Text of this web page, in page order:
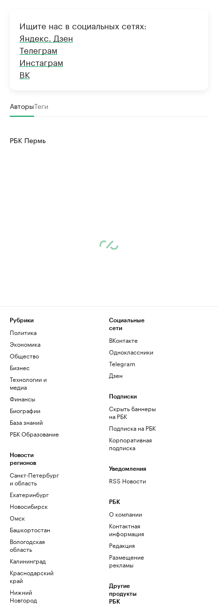
Ищите нас в социальных сетях:
Яндекс. Дзен
Телеграм
Инстаграм
ВК
АвторыТеги
РБК Пермь
Рубрики
Политика
Экономика
Общество
Бизнес
Технологии и
медиа
Финансы
Биографии
База знаний
РБК Образование
Новости
регионов
Санкт-Петербург
и область
Екатеринбург
Новосибирск
Омск
Башкортостан
Вологодская
область
Калининград
Краснодарский
край
Нижний
Новгород
Социальные
сети
ВКонтакте
Одноклассники
Telegram
Дзен
Подписки
Скрыть баннеры
на РБК
Подписка на РБК
Корпоративная
подписка
Уведомления
RSS Новости
РБК
О компании
Контактная
информация
Редакция
Размещение
рекламы
Другие
продукты
РБК